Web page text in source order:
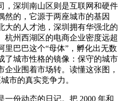
，深圳南山区则是互联网和硬件
然的，它源于两座城市的基因
的人才池，深圳拥有华强北的
杭州西湖区的电商企业密度远超
里巴巴这个“母体”，孵化出无数
了城市性格的镜像：保守的城市
业围着市场转。读懂这张图，
市的真实竞争力。
一份动态的日记。把 2000 年和